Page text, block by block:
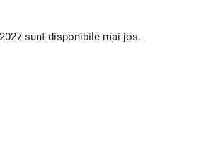
sunt disponibile mai jos.